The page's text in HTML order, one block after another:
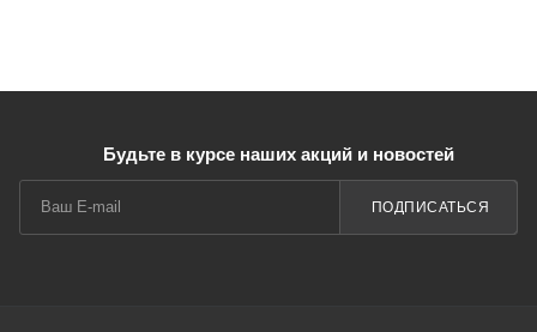
Будьте в курсе наших акций и новостей
ПОДПИСАТЬСЯ